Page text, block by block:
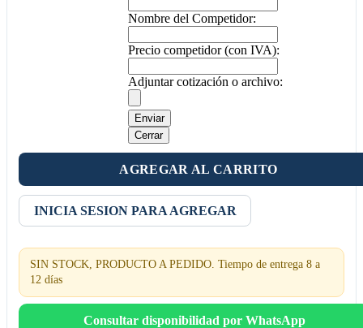
Nombre del Competidor:
Precio competidor (con IVA):
Adjuntar cotización o archivo:
Enviar
Cerrar
AGREGAR AL CARRITO
INICIA SESION PARA AGREGAR
SIN STOCK, PRODUCTO A PEDIDO. Tiempo de entrega 8 a
12 días
Consultar disponibilidad por WhatsApp